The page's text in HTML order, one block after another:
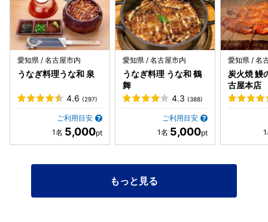
愛知県 / 名古屋市内
うなぎ料理うな和 泉
4.6 (297)
ご利用目安
5,000
愛知県 / 名古屋市内
うなぎ料理 うな和 鶴
舞
4.3 (388)
ご利用目安
5,000
愛知県 / 名
炭火焼 鰻
古屋本店
もっと見る